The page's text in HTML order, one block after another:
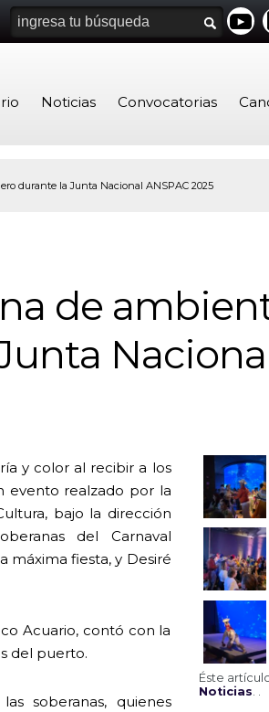
Noticias Convocatorias
durante la Junta Nacional ANSPAC 2025
de
y color al recibir a los
evento realzado por la
bajo la dirección
del Carnaval
máxima fiesta, y Desiré
Acuario, contó con la
del puerto.
soberanas, quienes
Éste
Noticias